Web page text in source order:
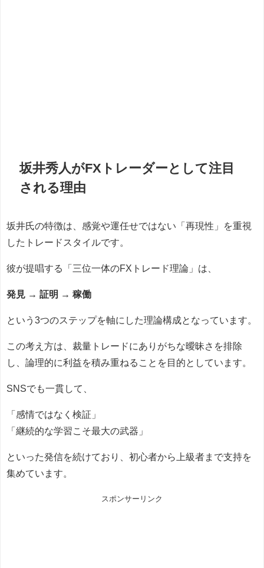
坂井秀人がFXトレーダーとして注目
される理由
坂井氏の特徴は、感覚や運任せではない「再現性」を重視
したトレードスタイルです。
彼が提唱する「三位一体のFXトレード理論」は、
発見 → 証明 → 稼働
という3つのステップを軸にした理論構成となっています。
この考え方は、裁量トレードにありがちな曖昧さを排除
し、論理的に利益を積み重ねることを目的としています。
SNSでも一貫して、
「感情ではなく検証」
「継続的な学習こそ最大の武器」
といった発信を続けており、初心者から上級者まで支持を
集めています。
スポンサーリンク